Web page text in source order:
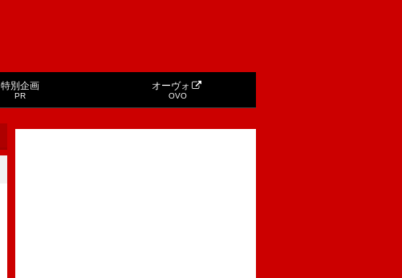
特別企画
PR
オーヴォ
OVO